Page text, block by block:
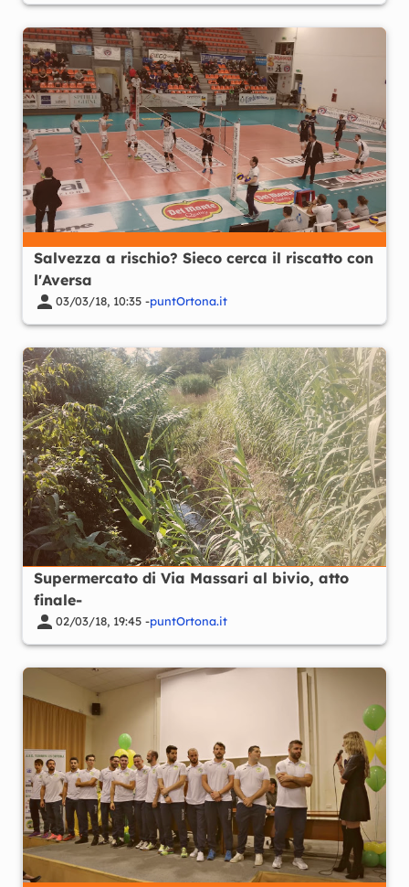
Salvezza a rischio? Sieco cerca il riscatto con
l'Aversa
03/03/18, 10:35 -puntOrtona.it
Supermercato di Via Massari al bivio, atto
finale-
02/03/18, 19:45 -puntOrtona.it